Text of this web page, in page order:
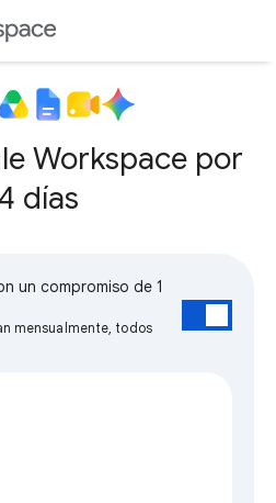
Workspace por
días
un compromiso de 1
mensualmente, todos